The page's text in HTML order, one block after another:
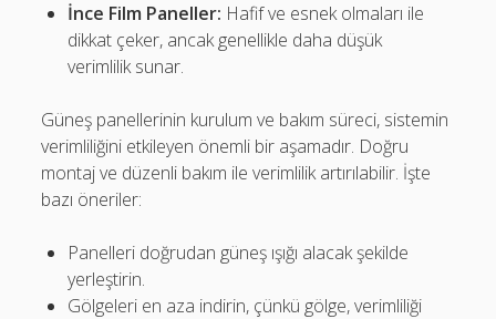
İnce Film Paneller: Hafif ve esnek olmaları ile
dikkat çeker, ancak genellikle daha düşük
verimlilik sunar.
Güneş panellerinin kurulum ve bakım süreci, sistemin
verimliliğini etkileyen önemli bir aşamadır. Doğru
montaj ve düzenli bakım ile verimlilik artırılabilir. İşte
bazı öneriler:
Panelleri doğrudan güneş ışığı alacak şekilde
yerleştirin.
Gölgeleri en aza indirin, çünkü gölge, verimliliği